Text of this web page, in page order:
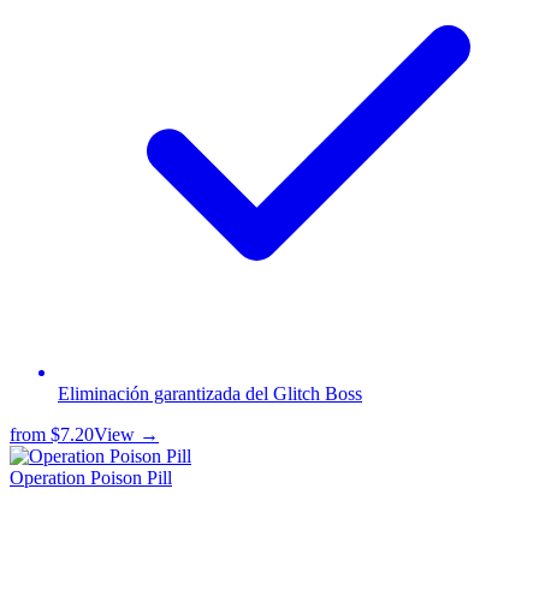
Eliminación garantizada del Glitch Boss
from $7.20View →
Operation Poison Pill